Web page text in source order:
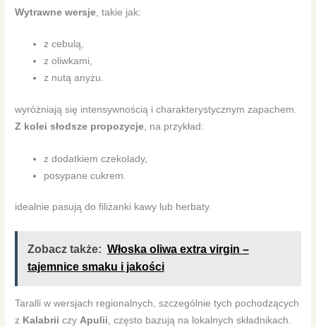
Wytrawne wersje , takie jak:
z cebulą,
z oliwkami,
z nutą anyżu.
wyróżniają się intensywnością i charakterystycznym zapachem.
Z kolei słodsze propozycje , na przykład:
z dodatkiem czekolady,
posypane cukrem.
idealnie pasują do filiżanki kawy lub herbaty.
Zobacz także: Włoska oliwa extra virgin –
tajemnice smaku i jakości
Taralli w wersjach regionalnych, szczególnie tych pochodzących
z Kalabrii czyApulii, często bazują na lokalnych składnikach.